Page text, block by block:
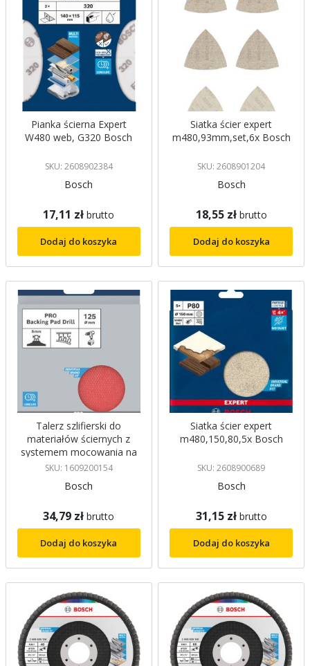
Pianka ścierna Expert
W480 web, G320 Bosch
SKU: 2608902384
Bosch
17,11 zł brutto
Dodaj do koszyka
Siatka ścier expert
m480,93mm,set,6x Bosch
SKU: 2608901204
Bosch
18,55 zł brutto
Dodaj do koszyka
Talerz szlifierski do
materiałów ściernych z
systemem mocowania na
rzepy Ø 125 mm Bosch
SKU: 1609200154
Bosch
34,79 zł brutto
Dodaj do koszyka
Siatka ścier expert
m480,150,80,5x Bosch
SKU: 2608900689
Bosch
31,15 zł brutto
Dodaj do koszyka